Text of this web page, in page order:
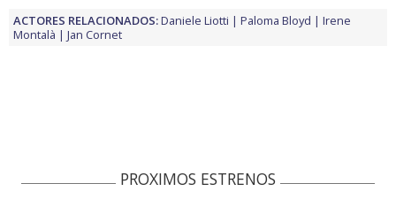
ACTORES RELACIONADOS:Daniele Liotti Paloma Bloyd
Irene
Montalà
Jan Cornet
PROXIMOS ESTRENOS